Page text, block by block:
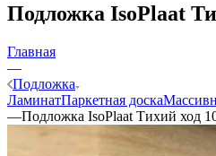
Подложка IsoPlaat
Главная
—
Подложка
ЛаминатПаркетная доска
—Подложка IsoPlaat Тихий ход